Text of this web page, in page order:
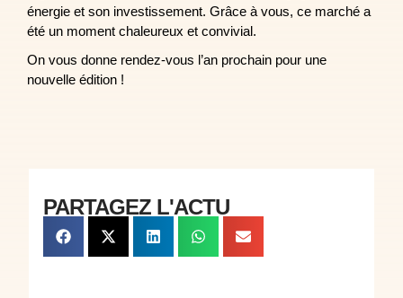
énergie et son investissement. Grâce à vous, ce marché a
été un moment chaleureux et convivial.
On vous donne rendez-vous l’an prochain pour une
nouvelle édition !
PARTAGEZ L'ACTU